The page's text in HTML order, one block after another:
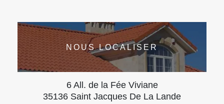
NOUS LOCALISER
6 All. de la Fée Viviane
35136 Saint Jacques De La Lande